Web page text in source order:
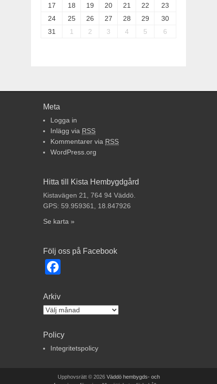
17
18 19 20 21 22
23
24
25 26 27 28 29
30
31
1 2 3 4 5 6
Meta
Logga in
Inlägg via RSS
Kommentarer via RSS
WordPress.org
Hitta till Kista Hembygdgård
Kistavägen 21, 764 94 Väddö.
GPS: 59.959361, 18.847926
Se karta »
Följ oss på Facebook
Arkiv
Arkiv
Policy
Integritetspolicy
Upphovsrätt © 2026 Väddö hembygds- och